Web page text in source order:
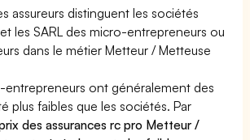
assureurs distinguent les sociétés
les SARL des micro-entrepreneurs ou
dans le métier Metteur / Metteuse
entrepreneurs ont généralement des
plus faibles que les sociétés. Par
des assurances rc pro Metteur /